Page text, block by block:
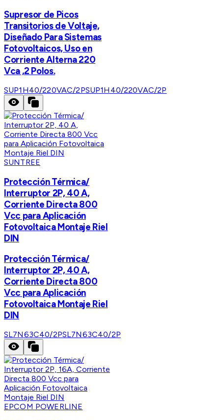
Supresor de Picos
Transitorios de Voltaje,
Diseñado Para Sistemas
Fotovoltaicos, Uso en
Corriente Alterna 220
Vca ,2 Polos.
SUP1H40/220VAC/2PSUP1H40/220VAC/2P
SUNTREE
Protección Térmica/
Interruptor 2P, 40 A,
Corriente Directa 800
Vcc para Aplicación
Fotovoltaica Montaje Riel
DIN
Protección Térmica/
Interruptor 2P, 40 A,
Corriente Directa 800
Vcc para Aplicación
Fotovoltaica Montaje Riel
DIN
SL7N63C40/2PSL7N63C40/2P
EPCOM POWERLINE